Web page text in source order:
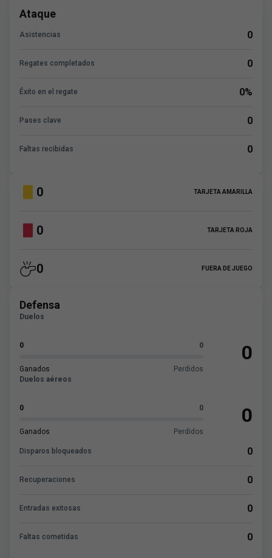
Ataque
Asistencias 0
Regates completados 0
Éxito en el regate 0%
Pases clave 0
Faltas recibidas 0
0 TARJETA AMARILLA
0 TARJETA ROJA
0 FUERA DE JUEGO
Defensa
Duelos
0 0
Ganados Perdidos
0
Duelos aéreos
0 0
Ganados Perdidos
0
Disparos bloqueados 0
Recuperaciones 0
Entradas exitosas 0
Faltas cometidas 0